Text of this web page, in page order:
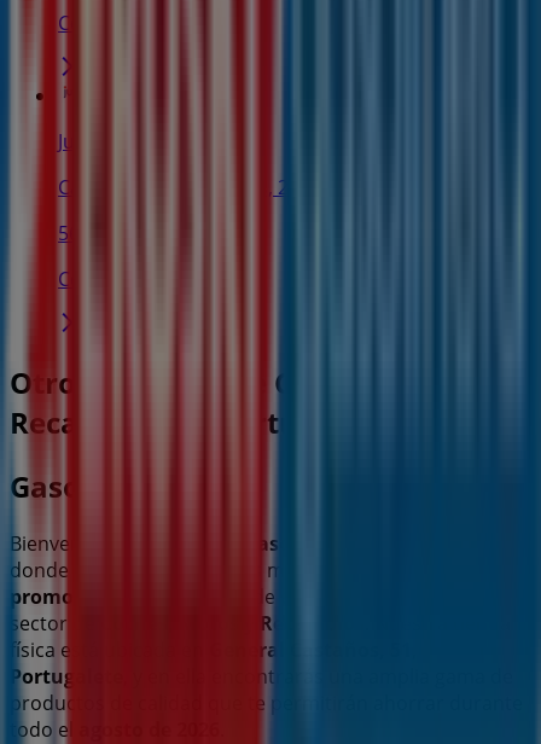
Cerrado
Juguettos
Calle General Castaños, 24, Portugalete
56 m
Cerrado
Otros negocios de Coches, Motos y
Recambios en Portugalete
Gasolinera Eroski
Bienvenido a la tienda de Gasolinera Eroski
donde podrás descubrir las mejores
promociones
de esta destacada marca del
sector de
Coches, Motos y Recambios
física está ubicada en
General Castaños, 51
Portugalete
, y en ella encontrarás una amplia gama de
productos de calidad que te permitirán ahorrar durante
todo el